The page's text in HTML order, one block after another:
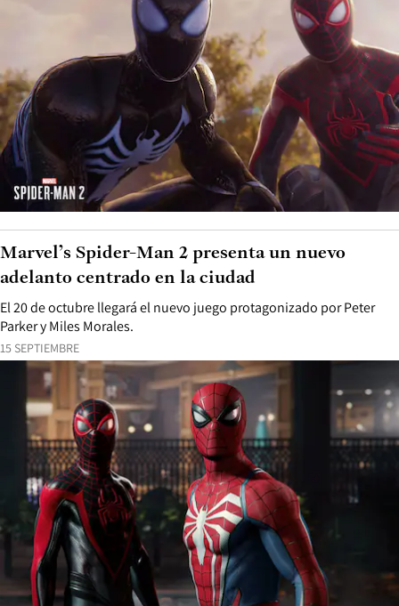
15 SEPTIEMBRE
El 20 de octubre llegará el nuevo juego protagonizado por Peter
Parker y Miles Morales.
Marvel’s Spider-Man 2 presenta un nuevo
adelanto centrado en la ciudad